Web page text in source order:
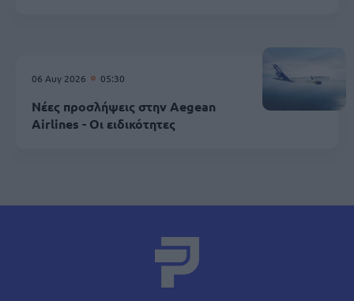
06 Αυγ 2026 05:30
Νέες προσλήψεις στην Aegean
Airlines - Οι ειδικότητες